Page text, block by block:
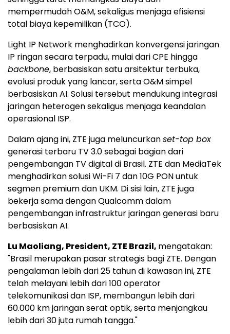
mempermudah O&M, sekaligus menjaga efisiensi
total biaya kepemilikan (TCO).
Light IP Network menghadirkan konvergensi jaringan
IP ringan secara terpadu, mulai dari CPE hingga
backbone, berbasiskan satu arsitektur terbuka,
evolusi produk yang lancar, serta O&M simpel
berbasiskan AI. Solusi tersebut mendukung integrasi
jaringan heterogen sekaligus menjaga keandalan
operasional ISP.
Dalam ajang ini, ZTE juga meluncurkanset-top box
generasi terbaru TV 3.0 sebagai bagian dari
pengembangan TV digital di Brasil. ZTE dan MediaTek
menghadirkan solusi Wi-Fi 7 dan 10G PON untuk
segmen premium dan UKM. Di sisi lain, ZTE juga
bekerja sama dengan Qualcomm dalam
pengembangan infrastruktur jaringan generasi baru
berbasiskan AI.
Lu Maoliang, President, ZTE Brazil, mengatakan:
"Brasil merupakan pasar strategis bagi ZTE. Dengan
pengalaman lebih dari 25 tahun di kawasan ini, ZTE
telah melayani lebih dari 100 operator
telekomunikasi dan ISP, membangun lebih dari
60.000 km jaringan serat optik, serta menjangkau
lebih dari 30 juta rumah tangga."